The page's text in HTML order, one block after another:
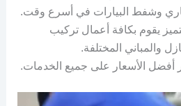
وشفط البيارات في أسرع وقت.
يقوم بكافة أعمال تركيب
والمباني المختلفة.
أفضل الأسعار على جميع الخدمات.